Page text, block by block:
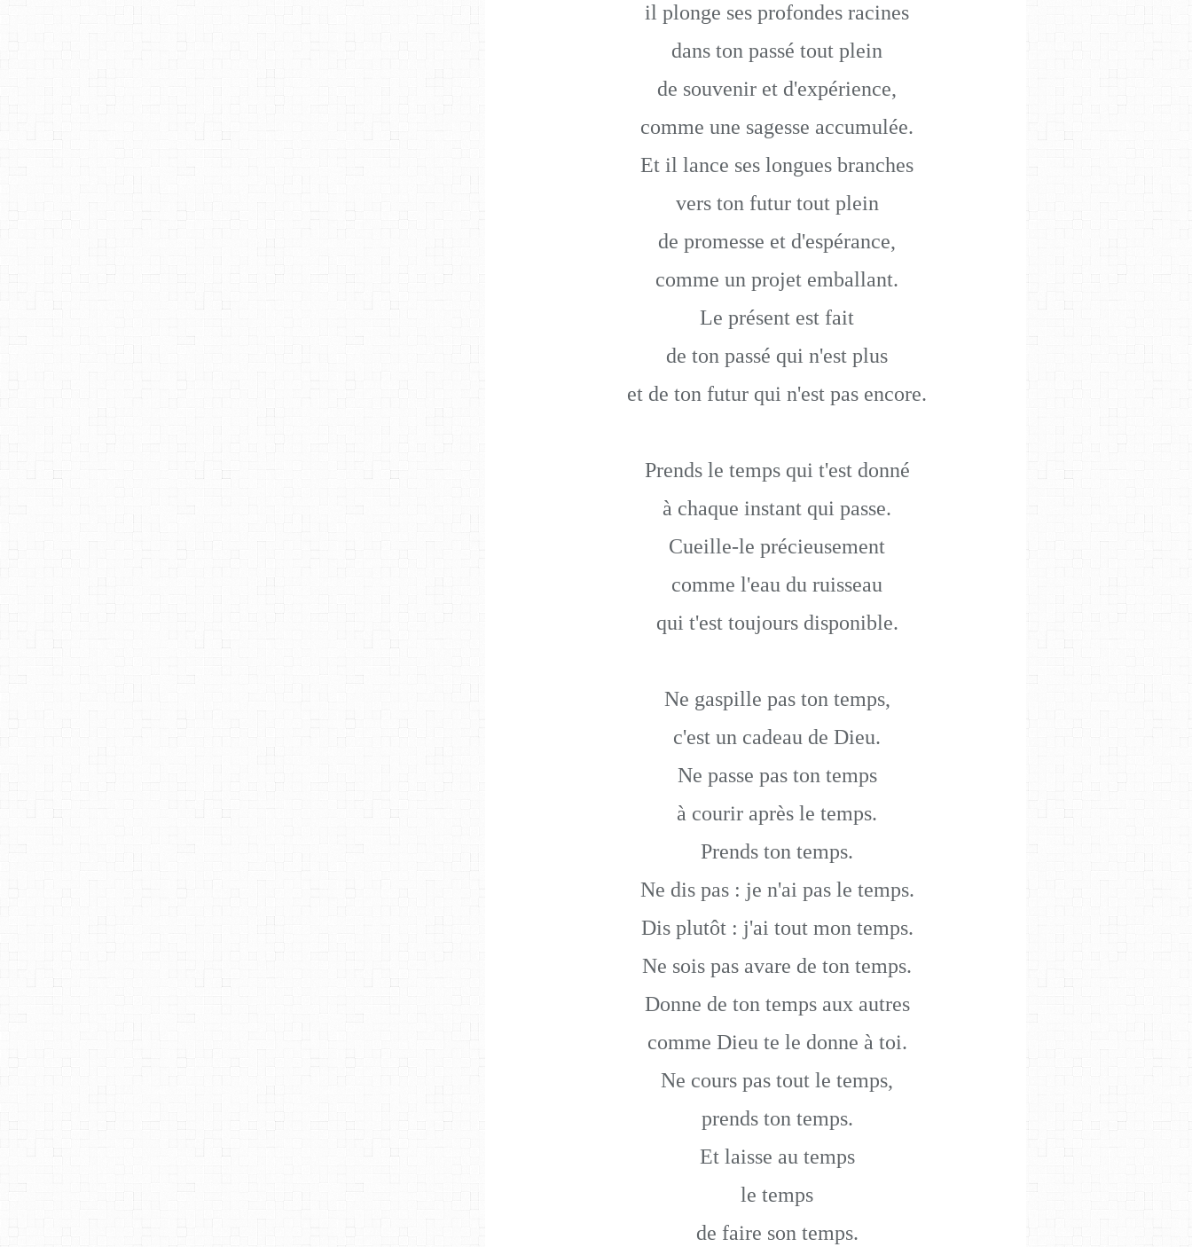
il plonge ses profondes racines
dans ton passé tout plein
de souvenir et d'expérience,
comme une sagesse accumulée.
Et il lance ses longues branches
vers ton futur tout plein
de promesse et d'espérance,
comme un projet emballant.
Le présent est fait
de ton passé qui n'est plus
et de ton futur qui n'est pas encore.
Prends le temps qui t'est donné
à chaque instant qui passe.
Cueille-le précieusement
comme l'eau du ruisseau
qui t'est toujours disponible.
Ne gaspille pas ton temps,
c'est un cadeau de Dieu.
Ne passe pas ton temps
à courir après le temps.
Prends ton temps.
Ne dis pas : je n'ai pas le temps.
Dis plutôt : j'ai tout mon temps.
Ne sois pas avare de ton temps.
Donne de ton temps aux autres
comme Dieu te le donne à toi.
Ne cours pas tout le temps,
prends ton temps.
Et laisse au temps
le temps
de faire son temps.